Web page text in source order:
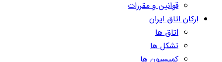
قوانین و مقررات
ارکان اتاق ایران
اتاق ها
تشکل ها